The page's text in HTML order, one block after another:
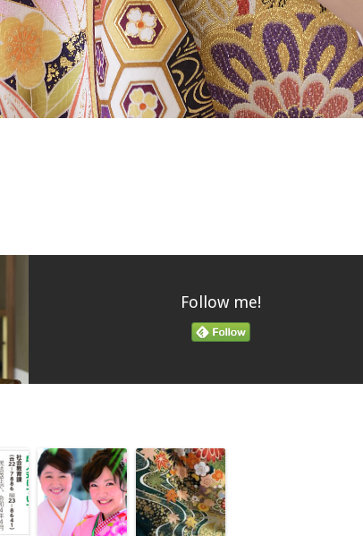
Follow me!